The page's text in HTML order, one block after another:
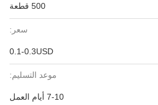
500 قطعة
سعر:
0.1-0.3USD
موعد التسليم:
7-10 أيام العمل